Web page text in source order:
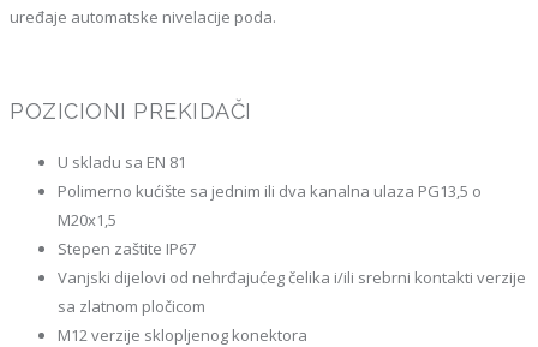
uređaje automatske nivelacije poda.
POZICIONI PREKIDAČI
U skladu sa EN 81
Polimerno kućište sa jednim ili dva kanalna ulaza PG13,5 o
M20x1,5
Stepen zaštite IP67
Vanjski dijelovi od nehrđajućeg čelika i/ili srebrni kontakti verzije
sa zlatnom pločicom
M12 verzije sklopljenog konektora